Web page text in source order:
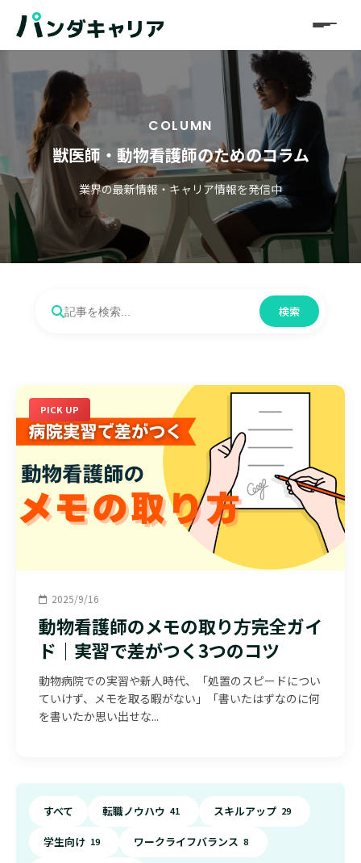
COLUMN
獣医師・動物看護師のためのコラム
業界の最新情報・キャリア情報を発信中
検索
PICK UP
2025/9/16
動物看護師のメモの取り方完全ガイ
ド｜実習で差がつく3つのコツ
動物病院での実習や新人時代、「処置のスピードについ
ていけず、メモを取る暇がない」「書いたはずなのに何
を書いたか思い出せな...
すべて 転職ノウハウ 41 スキルアップ 29
学生向け 19 ワークライフバランス 8